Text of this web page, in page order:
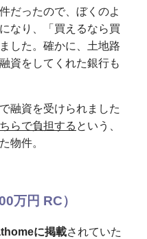
だったので、ぼくのよ
なり、「買えるなら買
した。確かに、土地路
資をしてくれた銀行も
融資を受けられました
らで負担する という、
物件。
円 RC）
に掲載されていた